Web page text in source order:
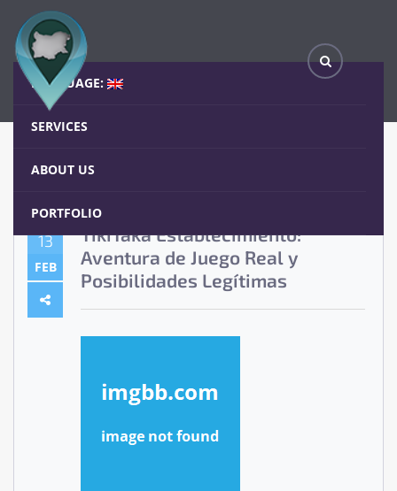
LANGUAGE:
SERVICES
ABOUT US
PORTFOLIO
Home Blog
13
FEB
TikiTaka Establecimiento:
Aventura de Juego Real y
Posibilidades Legítimas